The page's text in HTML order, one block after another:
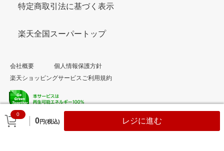
0
0円(税込) レジに進む
特定商取引法に基づく表示
楽天全国スーパートップ
会社概要
個人情報保護方針
楽天ショッピングサービスご利用規約
© Rakuten Group, Inc.